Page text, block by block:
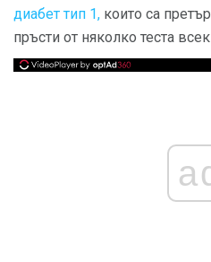
диабет тип 1, които са
пръсти от няколко теста